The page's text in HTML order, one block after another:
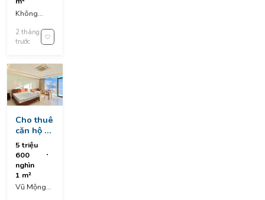
Không
chỉ
2 tháng
trước
Cho thuê
căn hộ vũ
mộng
nguyên,
ngũ hành
sơn , đn
5 triệu
600
nghìn
1 m²
Vũ Mộng